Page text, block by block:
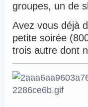
groupes, un de
Avez vous déjà
petite soirée
trois autre dont